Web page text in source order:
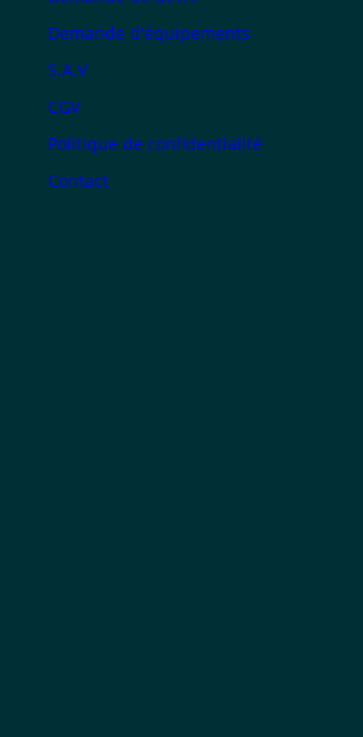
Demande d'équipements
S.A.V
CGV
Politique de confidentialité
Contact